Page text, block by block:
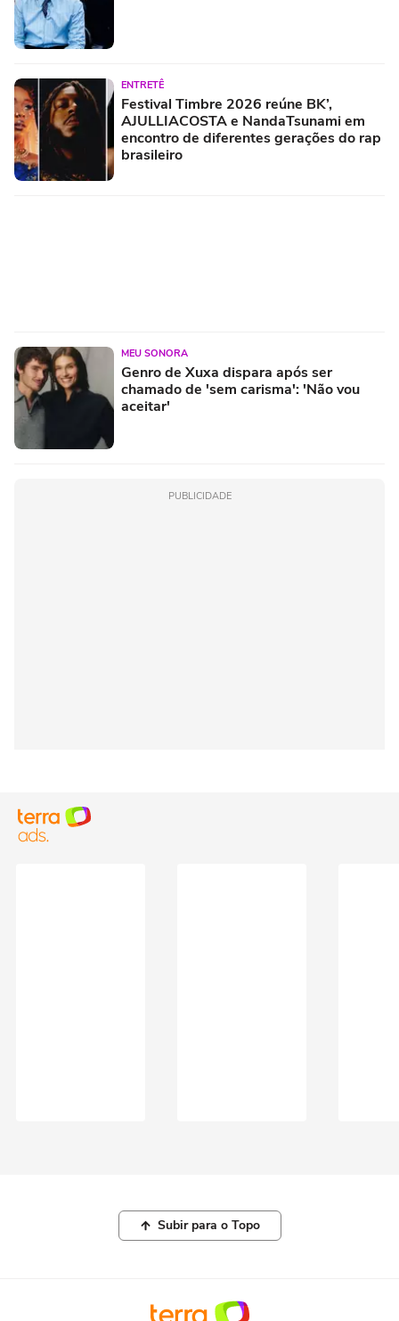
ENTRETÊ
Festival Timbre 2026 reúne BK’,
AJULLIACOSTA e NandaTsunami em
encontro de diferentes gerações do rap
brasileiro
MEU SONORA
Genro de Xuxa dispara após ser
chamado de 'sem carisma': 'Não vou
aceitar'
PUBLICIDADE
Subir para o Topo